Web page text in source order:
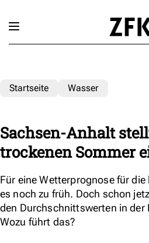
Startseite Wasser
Sachsen-Anhalt
trockenen Sommer
Für eine Wetterprognose für
es noch zu früh. Doch schon
den Durchschnittswerten in der
Wozu führt das?